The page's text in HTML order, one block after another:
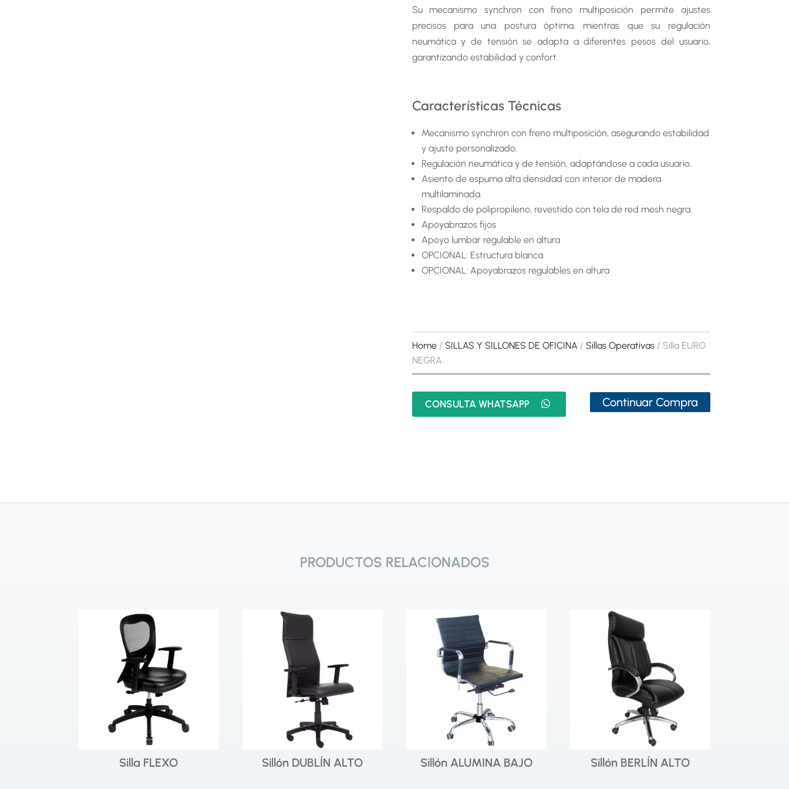
Su mecanismo synchron con freno multiposición permite ajustes
precisos para una postura óptima, mientras que su regulación
neumática y de tensión se adapta a diferentes pesos del usuario,
garantizando estabilidad y confort.
Características Técnicas
Mecanismo synchron con freno multiposición, asegurando estabilidad
y ajuste personalizado.
Regulación neumática y de tensión, adaptándose a cada usuario.
Asiento de espuma alta densidad con interior de madera
multilaminada.
Respaldo de polipropileno, revestido con tela de red mesh negra.
Apoyabrazos fijos
Apoyo lumbar regulable en altura
OPCIONAL: Estructura blanca.
OPCIONAL: Apoyabrazos regulables en altura
Home/ SILLAS Y SILLONES DE OFICINA / Sillas Operativas/ Silla EURO
NEGRA
CONSULTA WHATSAPP Continuar Compra
PRODUCTOS RELACIONADOS
Silla FLEXO Sillón DUBLÍN ALTO Sillón ALUMINA BAJO Sillón BERLÍN ALTO